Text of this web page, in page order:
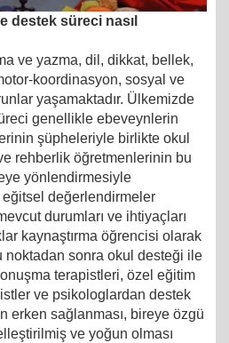
destek süreci nasıl
ve yazma, dil, dikkat, bellek,
koordinasyon, sosyal ve
yaşamaktadır. Ülkemizde
genellikle ebeveynlerin
şüpheleriyle birlikte okul
rehberlik öğretmenlerinin bu
yönlendirmesiyle
eğitsel değerlendirmeler
durumları ve ihtiyaçları
kaynaştırma öğrencisi olarak
noktadan sonra okul desteği ile
terapistleri, özel eğitim
ve psikologlardan destek
erken sağlanması, bireye özgü
ve yoğun olması